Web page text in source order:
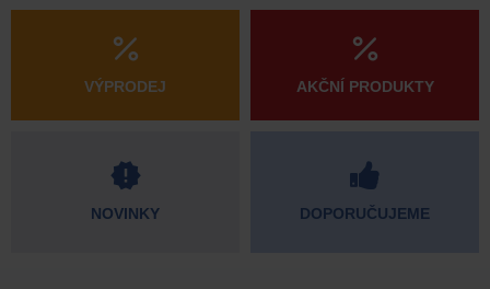
VÝPRODEJ
NOVINKY
AKČNÍ PRODUKTY
DOPORUČUJEME